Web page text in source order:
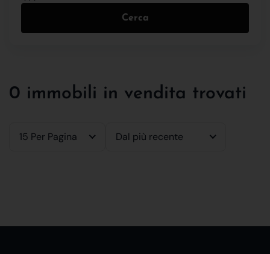
Cerca
0 immobili in vendita trovati
15 Per Pagina Dal più recente